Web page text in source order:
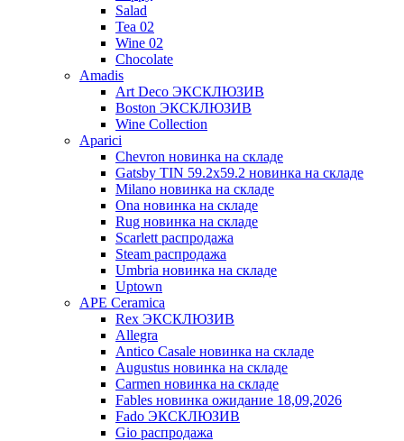
Salad
Tea 02
Wine 02
Chocolate
Amadis
Art Deco ЭКСКЛЮЗИВ
Boston ЭКСКЛЮЗИВ
Wine Collection
Aparici
Chevron новинка на складе
Gatsby TIN 59.2x59.2 новинка на складе
Milano новинка на складе
Ona новинка на складе
Rug новинка на складе
Scarlett распродажа
Steam распродажа
Umbria новинка на складе
Uptown
APE Ceramica
Rex ЭКСКЛЮЗИВ
Allegra
Antico Casale новинка на складе
Augustus новинка на складе
Carmen новинка на складе
Fables новинка ожидание 18,09,2026
Fado ЭКСКЛЮЗИВ
Gio распродажа